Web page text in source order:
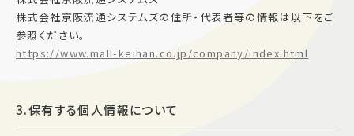
よくあるご質問
スタッフ募集
サイトマップ
株式会社京阪流通システムズの住所・代表者等の情報は以下をご
参照ください。
https://www.mall-keihan.co.jp/company/index.html
3.保有する個人情報について